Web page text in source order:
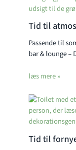
Tid til
Passende til
bar & lounge –
læs mere »
Tid til